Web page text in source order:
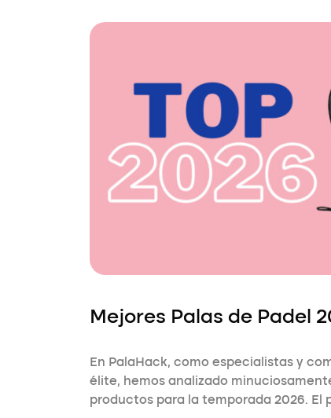
Mejores Palas de Padel
En PalaHack, como especialistas y
élite, hemos analizado
productos para la temporada 2026. El